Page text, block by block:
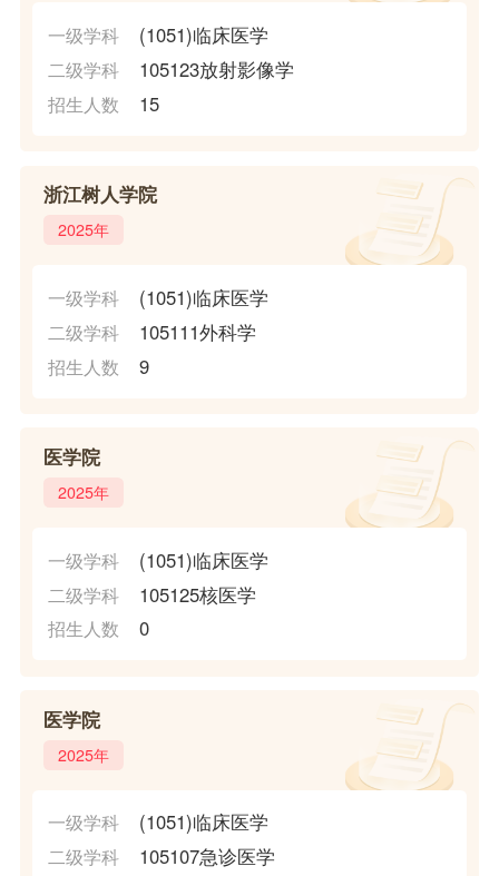
一级学科 (1051)临床医学
二级学科 105123放射影像学
招生人数 15
浙江树人学院
2025年
一级学科 (1051)临床医学
二级学科 105111外科学
招生人数 9
医学院
2025年
一级学科 (1051)临床医学
二级学科 105125核医学
招生人数 0
医学院
2025年
一级学科 (1051)临床医学
二级学科 105107急诊医学